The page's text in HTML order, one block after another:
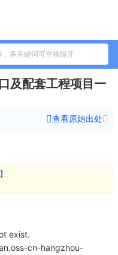
及配套工程项目一
查看原始出处
exist.
cn-hangzhou-